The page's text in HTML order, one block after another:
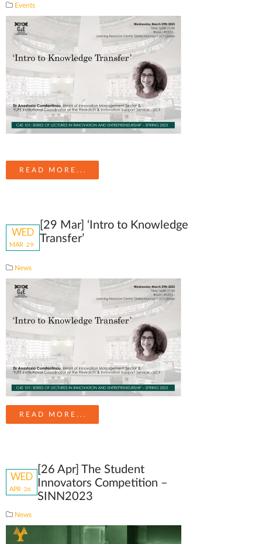
Events
READ MORE...
WED
MAR 29
[29 Mar] ‘Intro to Knowledge
Transfer’
News
READ MORE...
WED
APR 26
[26 Apr] The Student
Innovators Competition –
SINN2023
News